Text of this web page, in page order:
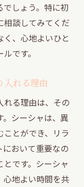
しょう。特に初
相談してみてくだ
、心地よいひと
です。
入れる理由
れる理由は、その
シーシャは、異
とができ、リラ
おいて重要なの
です。シーシャ
心地よい時間を共